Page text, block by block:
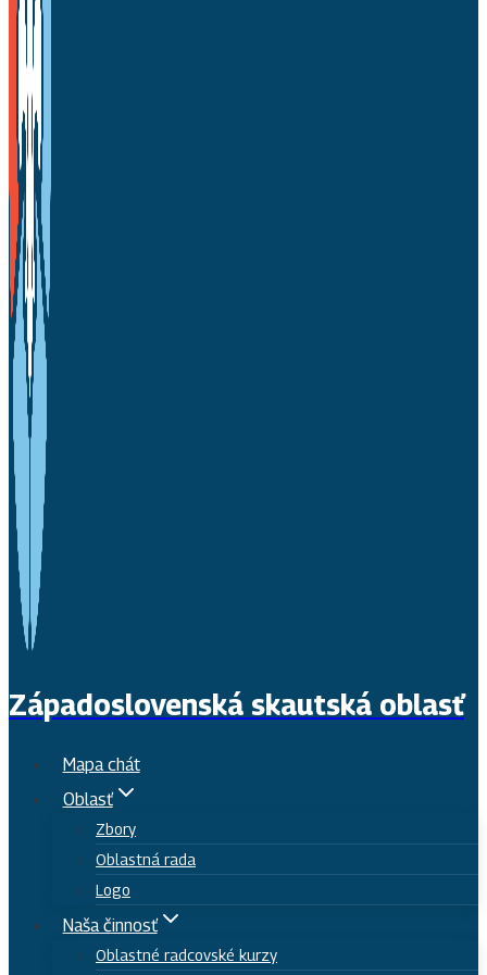
Západoslovenská skautská oblasť
Mapa chát
Oblasť
Zbory
Oblastná rada
Logo
Naša činnosť
Oblastné radcovské kurzy